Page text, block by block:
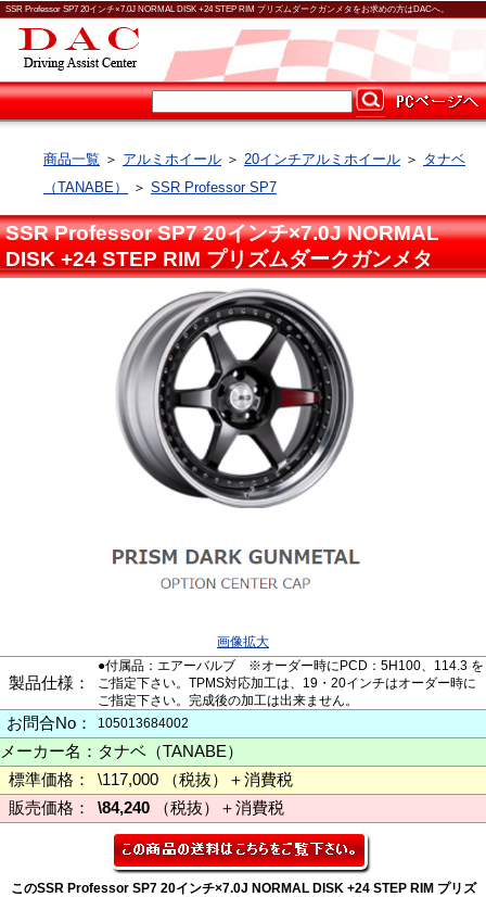
SSR Professor SP7 20インチ×7.0J NORMAL DISK +24 STEP RIM プリズムダークガンメタをお求めの方はDACへ。
商品一覧 ＞ アルミホイール ＞ 20インチアルミホイール ＞ タナベ
（TANABE）
＞ SSR Professor SP7
SSR Professor SP7 20インチ×7.0J NORMAL
DISK +24 STEP RIM プリズムダークガンメタ
画像拡大
製品仕様：
●付属品：エアーバルブ ※オーダー時にPCD：5H100、114.3 を
ご指定下さい。TPMS対応加工は、19・20インチはオーダー時に
ご指定下さい。完成後の加工は出来ません。
お問合No： 105013684002
メーカー名： タナベ（TANABE）
標準価格：
\117,000 （税抜）＋消費税
販売価格：
\84,240 （税抜）＋消費税
このSSR Professor SP7 20インチ×7.0J NORMAL DISK +24 STEP RIM プリズ